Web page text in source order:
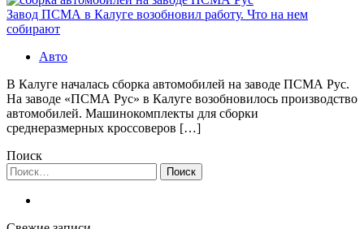
Завод ПСМА в Калуге возобновил работу. Что на нем
собирают
Авто
В Калуге началась сборка автомобилей на заводе ПСМА Рус.
На заводе «ПСМА Рус» в Калуге возобновилось производство
автомобилей. Машинокомплекты для сборки
среднеразмерных кроссоверов […]
Поиск
Найти: